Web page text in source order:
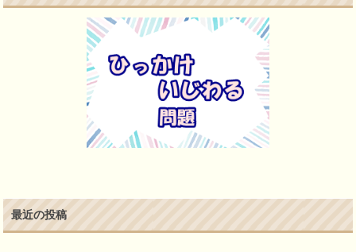
最近の投稿